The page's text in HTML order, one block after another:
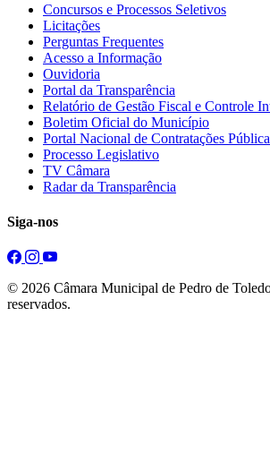
Concursos e Processos Seletivos
Licitações
Perguntas Frequentes
Acesso a Informação
Ouvidoria
Portal da Transparência
Relatório de Gestão Fiscal e Controle
Boletim Oficial do Município
Portal Nacional de Contratações
Processo Legislativo
TV Câmara
Radar da Transparência
Siga-nos
© 2026 Câmara Municipal de Pedro de
reservados.